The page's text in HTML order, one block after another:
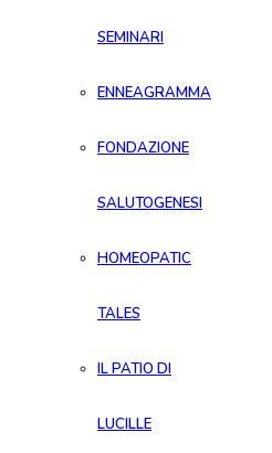
SEMINARI
ENNEAGRAMMA
FONDAZIONE
SALUTOGENESI
HOMEOPATIC
TALES
IL PATIO DI
LUCILLE